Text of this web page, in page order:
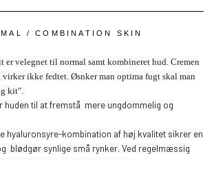
/ COMBINATION SKIN
velegnet til normal samt kombineret hud. Cremen
ikke fedtet. Øsnker man optima fugt skal man
kit".
huden til at fremstå mere ungdommelig og
hyaluronsyre-kombination af høj kvalitet sikrer en
blødgør synlige små rynker. Ved regelmæssig